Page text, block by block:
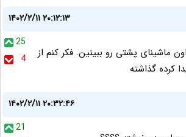
۱۴۰۲/۲/۱۱ ۲۰:۱۲:۱۳
25
4
ماشینای پشتی رو ببینین. فکر کنم از
کرده گذاشته
۱۴۰۲/۲/۱۱ ۲۰:۳۲:۴۶
21